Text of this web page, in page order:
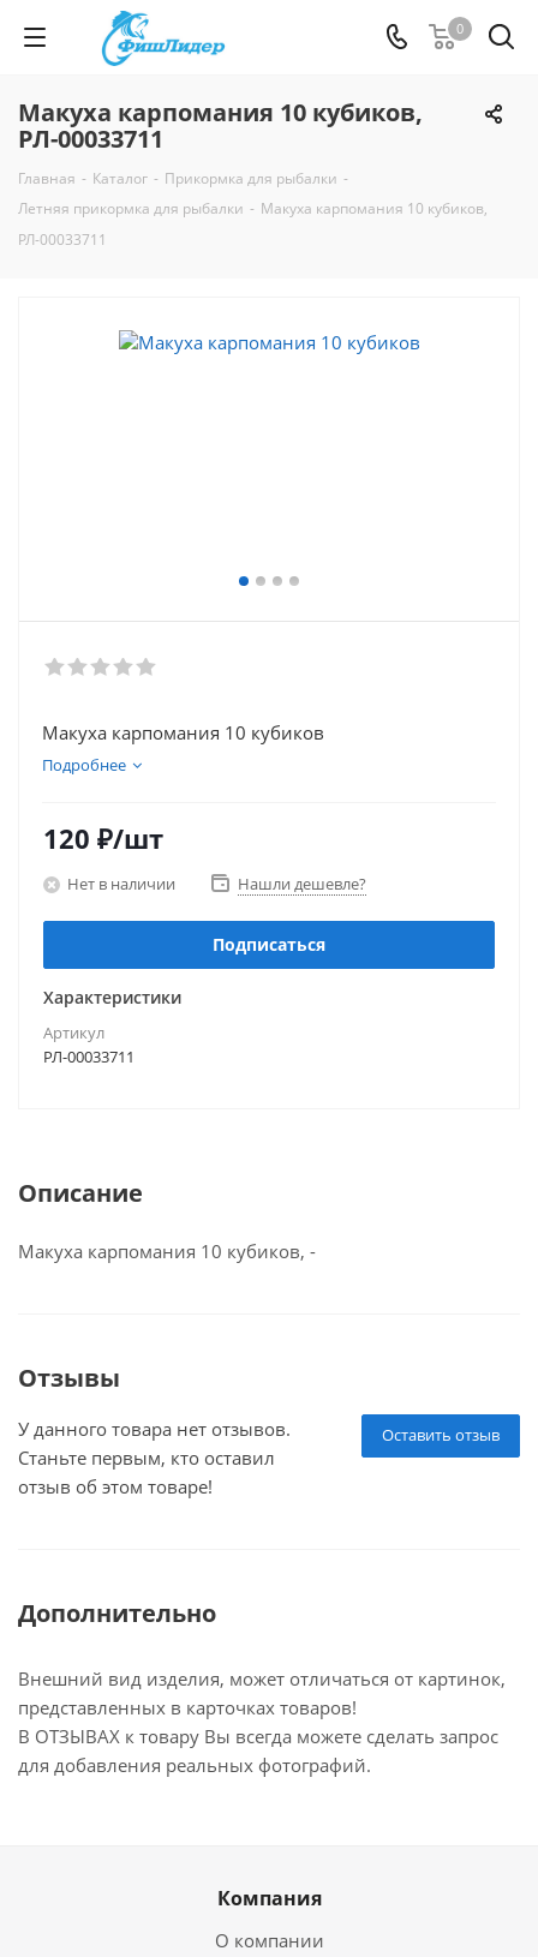
0
Макуха карпомания 10 кубиков,
РЛ-00033711
Главная - Каталог - Прикормка для рыбалки -
Летняя прикормка для рыбалки - Макуха карпомания 10 кубиков,
РЛ-00033711
Макуха карпомания 10 кубиков
Подробнее
120 ₽/шт
Нет в наличии Нашли дешевле?
Подписаться
Характеристики
Артикул
РЛ-00033711
Описание
Макуха карпомания 10 кубиков, -
Отзывы
Оставить отзыв
У данного товара нет отзывов.
Станьте первым, кто оставил
отзыв об этом товаре!
Дополнительно
Внешний вид изделия, может отличаться от картинок,
представленных в карточках товаров!
В ОТЗЫВАХ к товару Вы всегда можете сделать запрос
для добавления реальных фотографий.
Компания
О компании